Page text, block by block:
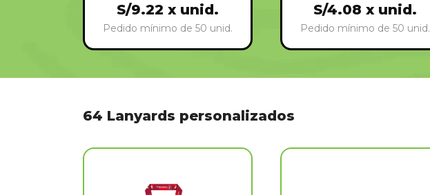
S/9.22 x unid.
Pedido mínimo de 50 unid.
S/4.08 x unid.
Pedido mínimo de 50 unid.
64 Lanyards personalizados